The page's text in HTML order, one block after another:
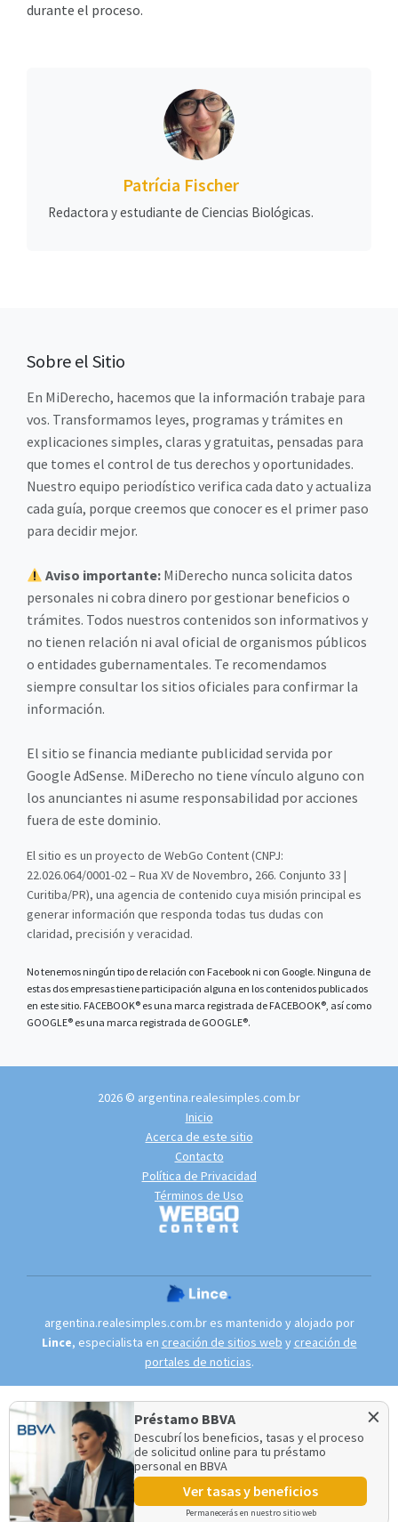
durante el proceso.
Préstamo BBVA
Descubrí los beneficios, tasas y el proceso
de solicitud online para tu préstamo
personal en BBVA
Ver tasas y beneficios
Permanecerás en nuestro sitio web
×
Patrícia Fischer
Redactora y estudiante de Ciencias Biológicas.
Sobre el Sitio
En MiDerecho, hacemos que la información trabaje para
vos. Transformamos leyes, programas y trámites en
explicaciones simples, claras y gratuitas, pensadas para
que tomes el control de tus derechos y oportunidades.
Nuestro equipo periodístico verifica cada dato y actualiza
cada guía, porque creemos que conocer es el primer paso
para decidir mejor.
Aviso importante: MiDerecho nunca solicita datos
personales ni cobra dinero por gestionar beneficios o
trámites. Todos nuestros contenidos son informativos y
no tienen relación ni aval oficial de organismos públicos
o entidades gubernamentales. Te recomendamos
siempre consultar los sitios oficiales para confirmar la
información.
El sitio se financia mediante publicidad servida por
Google AdSense. MiDerecho no tiene vínculo alguno con
los anunciantes ni asume responsabilidad por acciones
fuera de este dominio.
El sitio es un proyecto de WebGo Content (CNPJ:
22.026.064/0001-02 – Rua XV de Novembro, 266. Conjunto 33 |
Curitiba/PR), una agencia de contenido cuya misión principal es
generar información que responda todas tus dudas con
claridad, precisión y veracidad.
No tenemos ningún tipo de relación con Facebook ni con Google. Ninguna de
estas dos empresas tiene participación alguna en los contenidos publicados
en este sitio. FACEBOOK® es una marca registrada de FACEBOOK®, así como
GOOGLE® es una marca registrada de GOOGLE®.
2026 © argentina.realesimples.com.br
Inicio
Acerca de este sitio
Contacto
Política de Privacidad
Términos de Uso
argentina.realesimples.com.br es mantenido y alojado por
Lince, especialista en creación de sitios web y creación de
portales de noticias.